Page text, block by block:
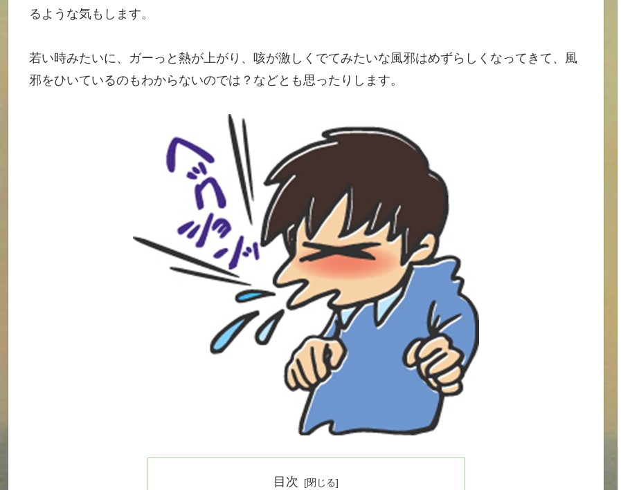
るような気もします。
若い時みたいに、ガーっと熱が上がり、咳が激しくでてみたいな風邪はめずらしくなってきて、風
邪をひいているのもわからないのでは？などとも思ったりします。
目次